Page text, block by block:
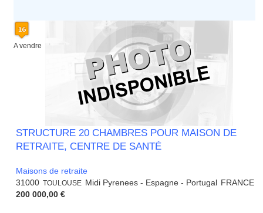
A vendre
STRUCTURE 20 CHAMBRES POUR MAISON DE
RETRAITE, CENTRE DE SANTÉ
Maisons de retraite
31000 TOULOUSE Midi Pyrenees - Espagne - Portugal FRANCE
200 000,00 €